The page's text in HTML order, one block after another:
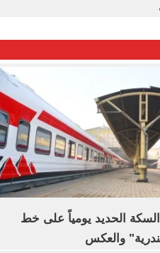
الحديد يومياً على خط
والعكس